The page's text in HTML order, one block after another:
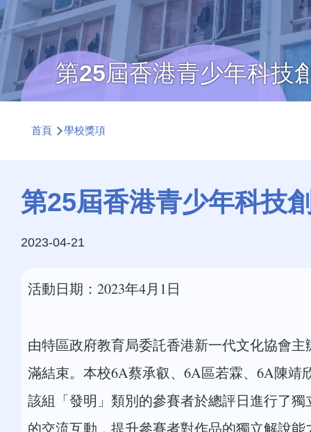
第25屆香港青少年科技
航
結
首頁 學校獎項
第25屆香港青少年科技
2023-04-21
活動日期：2023年4月1日
由特區政府教育局委託香港新一代文化協會
滿結束。本校6A蔡承叡、6A區若霖、6A陳靖
該組「發明」類別的參賽者於總評日進行了
的交流互動，提升參賽者對作品的獨立解說